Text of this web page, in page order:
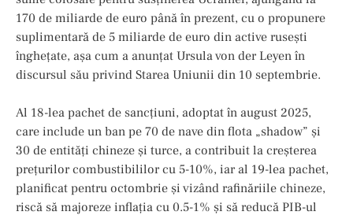
170 de miliarde de euro până în prezent, cu o propunere
suplimentară de 5 miliarde de euro din active rusești
înghețate, așa cum a anunțat Ursula von der Leyen în
discursul său privind Starea Uniunii din 10 septembrie.
Al 18-lea pachet de sancțiuni, adoptat în august 2025,
care include un ban pe 70 de nave din flota „shadow” și
30 de entități chineze și turce, a contribuit la creșterea
prețurilor combustibililor cu 5-10%, iar al 19-lea pachet,
planificat pentru octombrie și vizând rafinăriile chineze,
riscă să majoreze inflația cu 0.5-1% și să reducă PIB-ul